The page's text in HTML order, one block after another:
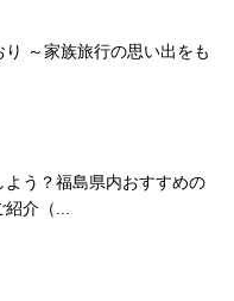
～家族旅行の思い出をも
よう？福島県内おすすめの
介（...